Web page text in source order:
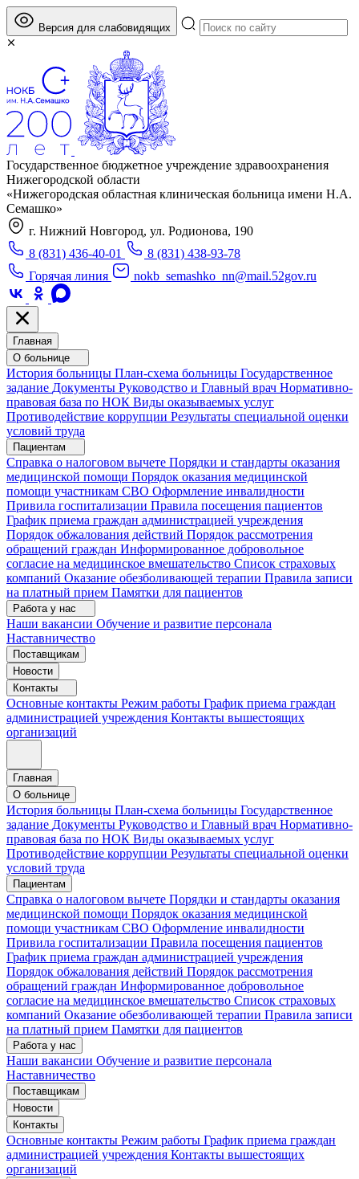
Версия для слабовидящих
Государственное бюджетное учреждение здравоохранения
Нижегородской области
«Нижегородская областная клиническая больница имени Н.А.
Семашко»
г. Нижний Новгород, ул. Родионова, 190
8 (831) 436-40-01
8 (831) 438-93-78
Горячая линия
nokb_semashko_nn@mail.52gov.ru
Главная
О больнице
История больницы План-схема больницы Государственное
задание Документы Руководство и Главный врач Нормативно-
правовая база по НОК Виды оказываемых услуг
Противодействие коррупции Результаты специальной оценки
условий труда
Пациентам
Справка о налоговом вычете Порядки и стандарты оказания
медицинской помощи Порядок оказания медицинской
помощи участникам СВО Оформление инвалидности
Привила госпитализации Правила посещения пациентов
График приема граждан администрацией учреждения
Порядок обжалования действий Порядок рассмотрения
обращений граждан Информированное добровольное
согласие на медицинское вмешательство Список страховых
компаний Оказание обезболивающей терапии Правила записи
на платный прием Памятки для пациентов
Работа у нас
Наши вакансии Обучение и развитие персонала
Наставничество
Поставщикам
Новости
Контакты
Основные контакты Режим работы График приема граждан
администрацией учреждения Контакты вышестоящих
организаций
Главная
О больнице
История больницы План-схема больницы Государственное
задание Документы Руководство и Главный врач Нормативно-
правовая база по НОК Виды оказываемых услуг
Противодействие коррупции Результаты специальной оценки
условий труда
Пациентам
Справка о налоговом вычете Порядки и стандарты оказания
медицинской помощи Порядок оказания медицинской
помощи участникам СВО Оформление инвалидности
Привила госпитализации Правила посещения пациентов
График приема граждан администрацией учреждения
Порядок обжалования действий Порядок рассмотрения
обращений граждан Информированное добровольное
согласие на медицинское вмешательство Список страховых
компаний Оказание обезболивающей терапии Правила записи
на платный прием Памятки для пациентов
Работа у нас
Наши вакансии Обучение и развитие персонала
Наставничество
Поставщикам
Новости
Контакты
Основные контакты Режим работы График приема граждан
администрацией учреждения Контакты вышестоящих
организаций